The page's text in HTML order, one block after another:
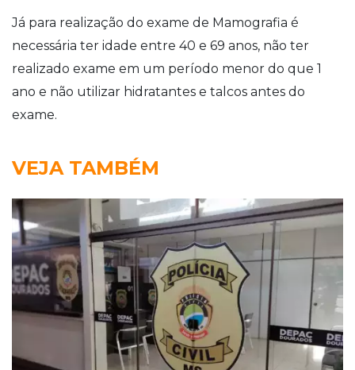
Já para realização do exame de Mamografia é
necessária ter idade entre 40 e 69 anos, não ter
realizado exame em um período menor do que 1
ano e não utilizar hidratantes e talcos antes do
exame.
VEJA TAMBÉM